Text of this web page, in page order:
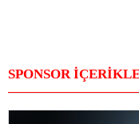
SPONSOR